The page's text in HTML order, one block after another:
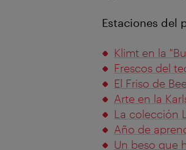
Estaciones del
Klimt en la
Frescos del
El Friso de
Arte en la
La colección
Año de
Un beso que